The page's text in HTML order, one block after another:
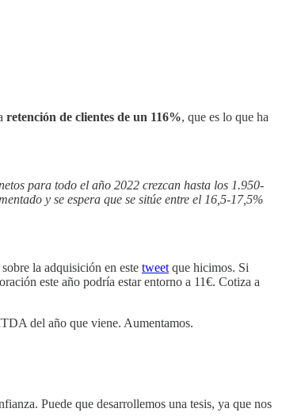
retención de clientes de un 116%, que es lo que ha
para todo el año 2022 crezcan hasta los 1.950-
y se espera que se sitúe entre el 16,5-17,5%
la adquisición en este tweet que hicimos. Si
este año podría estar entorno a 11€. Cotiza a
del año que viene. Aumentamos.
Puede que desarrollemos una tesis, ya que nos